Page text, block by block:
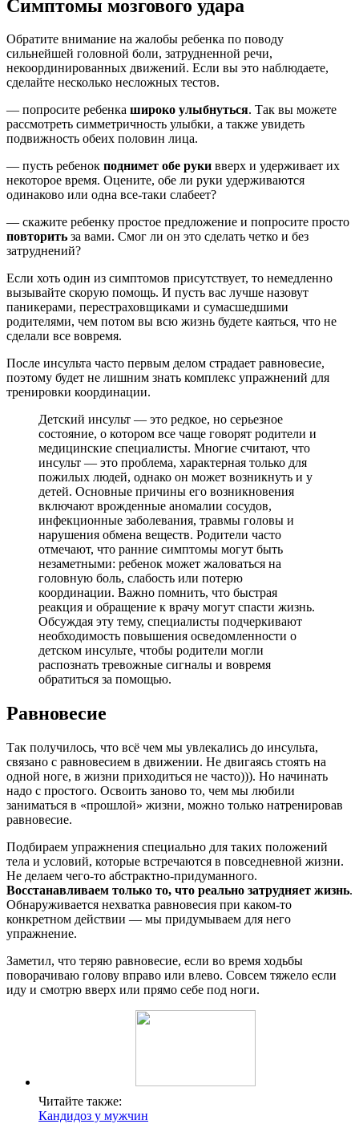
Симптомы мозгового удара
Обратите внимание на жалобы ребенка по поводу
сильнейшей головной боли, затрудненной речи,
некоординированных движений. Если вы это наблюдаете,
сделайте несколько несложных тестов.
— попросите ребенка широко улыбнуться. Так вы можете
рассмотреть симметричность улыбки, а также увидеть
подвижность обеих половин лица.
— пусть ребенок поднимет обе руки вверх и удерживает их
некоторое время. Оцените, обе ли руки удерживаются
одинаково или одна все-таки слабеет?
— скажите ребенку простое предложение и попросите просто
повторить за вами. Смог ли он это сделать четко и без
затруднений?
Если хоть один из симптомов присутствует, то немедленно
вызывайте скорую помощь. И пусть вас лучше назовут
паникерами, перестраховщиками и сумасшедшими
родителями, чем потом вы всю жизнь будете каяться, что не
сделали все вовремя.
После инсульта часто первым делом страдает равновесие,
поэтому будет не лишним знать комплекс упражнений для
тренировки координации.
Детский инсульт — это редкое, но серьезное
состояние, о котором все чаще говорят родители и
медицинские специалисты. Многие считают, что
инсульт — это проблема, характерная только для
пожилых людей, однако он может возникнуть и у
детей. Основные причины его возникновения
включают врожденные аномалии сосудов,
инфекционные заболевания, травмы головы и
нарушения обмена веществ. Родители часто
отмечают, что ранние симптомы могут быть
незаметными: ребенок может жаловаться на
головную боль, слабость или потерю
координации. Важно помнить, что быстрая
реакция и обращение к врачу могут спасти жизнь.
Обсуждая эту тему, специалисты подчеркивают
необходимость повышения осведомленности о
детском инсульте, чтобы родители могли
распознать тревожные сигналы и вовремя
обратиться за помощью.
Равновесие
Так получилось, что всё чем мы увлекались до инсульта,
связано с равновесием в движении. Не двигаясь стоять на
одной ноге, в жизни приходиться не часто))). Но начинать
надо с простого. Освоить заново то, чем мы любили
заниматься в «прошлой» жизни, можно только натренировав
равновесие.
Подбираем упражнения специально для таких положений
тела и условий, которые встречаются в повседневной жизни.
Не делаем чего-то абстрактно-придуманного.
Восстанавливаем только то, что реально затрудняет жизнь.
Обнаруживается нехватка равновесия при каком-то
конкретном действии — мы придумываем для него
упражнение.
Заметил, что теряю равновесие, если во время ходьбы
поворачиваю голову вправо или влево. Совсем тяжело если
иду и смотрю вверх или прямо себе под ноги.
Читайте также:
Кандидоз у мужчин